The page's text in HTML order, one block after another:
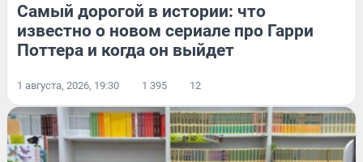
Самый дорогой в истории: что
известно о новом сериале про Гарри
Поттера и когда он выйдет
1 августа, 2026, 19:30 1 395 12